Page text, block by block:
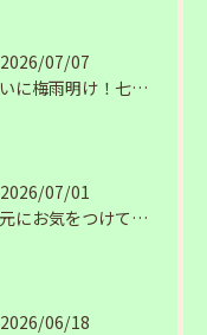
2026/07/07
ついに梅雨明け！七夕の夜に願う安心の住まいと、夏の塗装・雨漏り対策
2026/07/01
足元にお気をつけて。梅雨の季節を安全・快適に乗り切るコツ
2026/06/18